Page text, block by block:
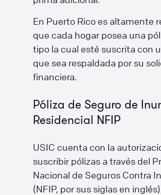
En Puerto Rico es altamente
que cada hogar posea una
tipo la cual esté suscrita con
que sea respaldada por su
financiera.
Póliza de Seguro de
Residencial NFIP
USIC cuenta con la
suscribir pólizas a través del
Nacional de Seguros Contra
(NFIP, por sus siglas en